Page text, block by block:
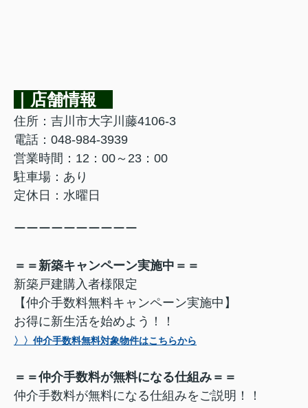
｜店舗情報
住所：吉川市大字川藤4106-3
電話：048-984-3939
営業時間：12：00～23：00
駐車場：あり
定休日：水曜日
ーーーーーーーーーー
＝＝新築キャンペーン実施中＝＝
新築戸建購入者様限定
【仲介手数料無料キャンペーン実施中】
お得に新生活を始めよう！！
〉〉仲介手数料無料対象物件はこちらから
＝＝仲介手数料が無料になる仕組み＝＝
仲介手数料が無料になる仕組みをご説明！！